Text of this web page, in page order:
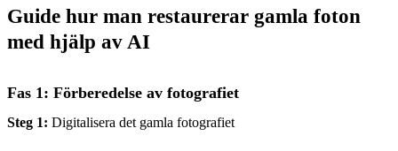
Guide hur man restaurerar gamla foton
med hjälp av AI
Fas 1: Förberedelse av fotografiet
Steg 1: Digitalisera det gamla fotografiet